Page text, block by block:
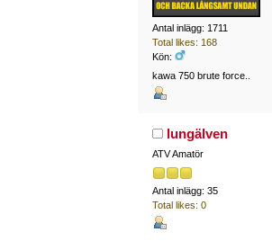
Antal inlägg: 1711
Total likes: 168
Kön:
kawa 750 brute force..
lungälven
ATV Amatör
Antal inlägg: 35
Total likes: 0